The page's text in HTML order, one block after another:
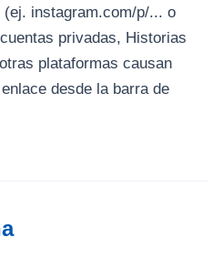
instagram.com/p/... o
privadas, Historias
plataformas causan
desde la barra de